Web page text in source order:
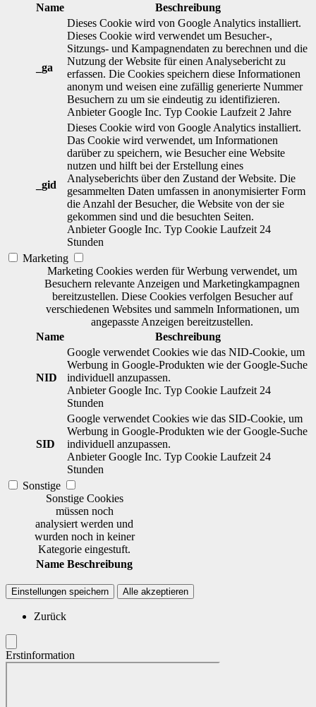
Name
Beschreibung
_ga
Dieses Cookie wird von Google Analytics installiert.
Dieses Cookie wird verwendet um Besucher-,
Sitzungs- und Kampagnendaten zu berechnen und die
Nutzung der Website für einen Analysebericht zu
erfassen. Die Cookies speichern diese Informationen
anonym und weisen eine zufällig generierte Nummer
Besuchern zu um sie eindeutig zu identifizieren.
Anbieter Google Inc. Typ Cookie Laufzeit 2 Jahre
_gid
Dieses Cookie wird von Google Analytics installiert.
Das Cookie wird verwendet, um Informationen
darüber zu speichern, wie Besucher eine Website
nutzen und hilft bei der Erstellung eines
Analyseberichts über den Zustand der Website. Die
gesammelten Daten umfassen in anonymisierter Form
die Anzahl der Besucher, die Website von der sie
gekommen sind und die besuchten Seiten.
Anbieter Google Inc. Typ Cookie Laufzeit 24
Stunden
Marketing
Marketing Cookies werden für Werbung verwendet, um
Besuchern relevante Anzeigen und Marketingkampagnen
bereitzustellen. Diese Cookies verfolgen Besucher auf
verschiedenen Websites und sammeln Informationen, um
angepasste Anzeigen bereitzustellen.
Name
Beschreibung
NID
Google verwendet Cookies wie das NID-Cookie, um
Werbung in Google-Produkten wie der Google-Suche
individuell anzupassen.
Anbieter Google Inc. Typ Cookie Laufzeit 24
Stunden
SID
Google verwendet Cookies wie das SID-Cookie, um
Werbung in Google-Produkten wie der Google-Suche
individuell anzupassen.
Anbieter Google Inc. Typ Cookie Laufzeit 24
Stunden
Sonstige
Sonstige Cookies
müssen noch
analysiert werden und
wurden noch in keiner
Kategorie eingestuft.
Name Beschreibung
Einstellungen speichern Alle akzeptieren
Zurück
Erstinformation